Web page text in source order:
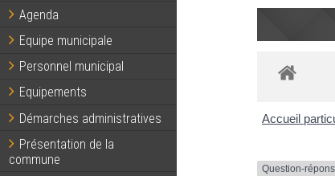
Agenda
Equipe municipale
Personnel municipal
Equipements
Démarches administratives
Présentation de la
commune
Accueil
Question-